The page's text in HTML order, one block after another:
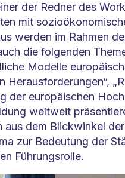
der Redner des
mit
werden im Rahmen
die folgenden
Modelle
Herausforderungen“,
der europäischen
weltweit
aus dem Blickwinkel
zur Bedeutung der
Führungsrolle.